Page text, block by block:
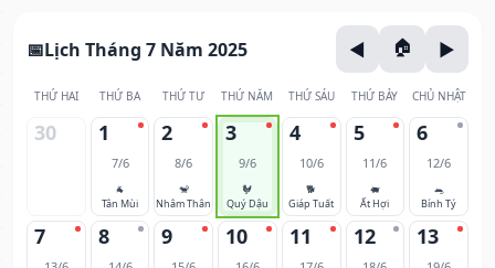
Lịch Tháng 7 Năm 2025
THỨ HAI THỨ BA THỨ TƯ THỨ NĂM THỨ SÁU THỨ BẢY CHỦ NHẬT
30 1
7/6
🐐
Tân Mùi
2
8/6
🐒
Nhâm Thân
3
9/6
🐓
Quý Dậu
4
10/6
🐕
Giáp Tuất
5
11/6
🐖
Ất Hợi
6
12/6
🐀
Bính Tý
7 8 9 10 11 12 13